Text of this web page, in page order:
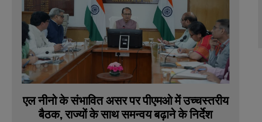
एल नीनो के संभावित असर पर पीएमओ में उच्चस्तरीय
बैठक, राज्यों के साथ समन्वय बढ़ाने के निर्देश